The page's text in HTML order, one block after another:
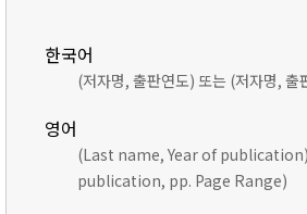
한국어
(저자명, 출판연도) 또는 (저자명, 출
영어
(Last name, Year of
publication, pp. Page Range)